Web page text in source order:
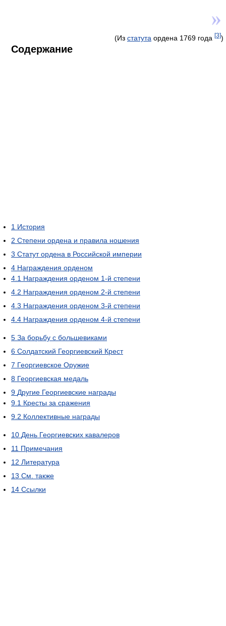
(Из статута ордена 1769 года [3])
Содержание
1 История
2 Степени ордена и правила ношения
3 Статут ордена в Российской империи
4 Награждения орденом
4.1 Награждения орденом 1-й степени
4.2 Награждения орденом 2-й степени
4.3 Награждения орденом 3-й степени
4.4 Награждения орденом 4-й степени
5 За борьбу с большевиками
6 Солдатский Георгиевский Крест
7 Георгиевское Оружие
8 Георгиевская медаль
9 Другие Георгиевские награды
9.1 Кресты за сражения
9.2 Коллективные награды
10 День Георгиевских кавалеров
11 Примечания
12 Литература
13 См. также
14 Ссылки